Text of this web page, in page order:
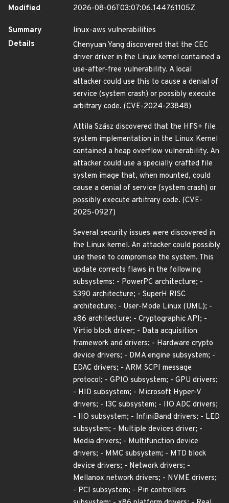
Modified
2026-08-06T03:07:06.144761105Z
Summary
linux-aws vulnerabilities
Details
Chenyuan Yang discovered that the CEC
driver driver in the Linux kernel contained a
use-after-free vulnerability. A local
attacker could use this to cause a denial of
service (system crash) or possibly execute
arbitrary code. (CVE-2024-23848)
Attila Szász discovered that the HFS+ file
system implementation in the Linux Kernel
contained a heap overflow vulnerability. An
attacker could use a specially crafted file
system image that, when mounted, could
cause a denial of service (system crash) or
possibly execute arbitrary code. (CVE-
2025-0927)
Several security issues were discovered in
the Linux kernel. An attacker could possibly
use these to compromise the system. This
update corrects flaws in the following
subsystems: - PowerPC architecture; -
S390 architecture; - SuperH RISC
architecture; - User-Mode Linux (UML); -
x86 architecture; - Cryptographic API; -
Virtio block driver; - Data acquisition
framework and drivers; - Hardware crypto
device drivers; - DMA engine subsystem; -
EDAC drivers; - ARM SCPI message
protocol; - GPIO subsystem; - GPU drivers;
- HID subsystem; - Microsoft Hyper-V
drivers; - I3C subsystem; - IIO ADC drivers;
- IIO subsystem; - InfiniBand drivers; - LED
subsystem; - Multiple devices driver; -
Media drivers; - Multifunction device
drivers; - MMC subsystem; - MTD block
device drivers; - Network drivers; -
Mellanox network drivers; - NVME drivers;
- PCI subsystem; - Pin controllers